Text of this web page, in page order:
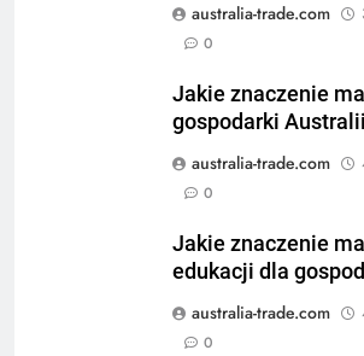
australia-trade.com
0
Jakie znaczenie
gospodarki Australii
australia-trade.com
0
Jakie znaczenie
edukacji dla
australia-trade.com
0